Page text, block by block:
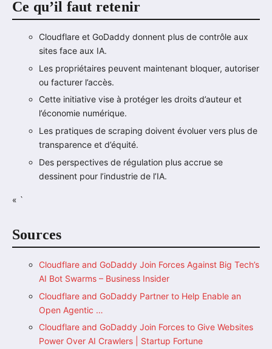
Ce qu’il faut retenir
Cloudflare et GoDaddy donnent plus de contrôle aux
sites face aux IA.
Les propriétaires peuvent maintenant bloquer, autoriser
ou facturer l’accès.
Cette initiative vise à protéger les droits d’auteur et
l’économie numérique.
Les pratiques de scraping doivent évoluer vers plus de
transparence et d’équité.
Des perspectives de régulation plus accrue se
dessinent pour l’industrie de l’IA.
« `
Sources
Cloudflare and GoDaddy Join Forces Against Big Tech’s
AI Bot Swarms – Business Insider
Cloudflare and GoDaddy Partner to Help Enable an
Open Agentic …
Cloudflare and GoDaddy Join Forces to Give Websites
Power Over AI Crawlers | Startup Fortune